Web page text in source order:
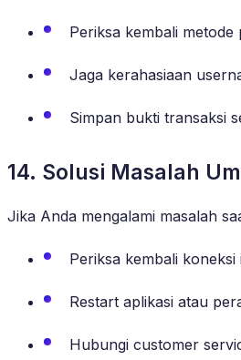
Periksa kembali
Jaga kerahasiaan
Simpan bukti transaksi
14. Solusi Masalah
Jika Anda mengalami masalah
Periksa kembali
Restart aplikasi atau
Hubungi customer